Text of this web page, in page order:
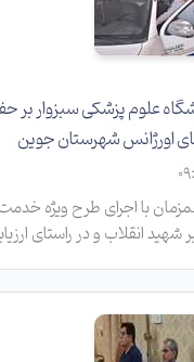
اورژانس شهرستان جوین
با اجرای طرح ویژه
انقلاب و در راستای
جوین بازدید کرد.